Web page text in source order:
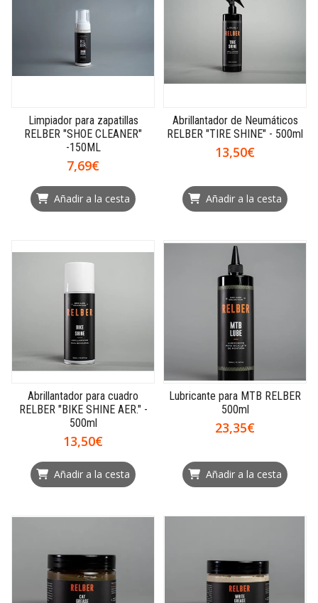
Limpiador para zapatillas
RELBER "SHOE CLEANER"
-150ML
7,69€
Añadir a la cesta
Abrillantador de Neumáticos
RELBER "TIRE SHINE" - 500ml
13,50€
Añadir a la cesta
Abrillantador para cuadro
RELBER "BIKE SHINE AER." -
500ml
13,50€
Añadir a la cesta
Lubricante para MTB RELBER
500ml
23,35€
Añadir a la cesta